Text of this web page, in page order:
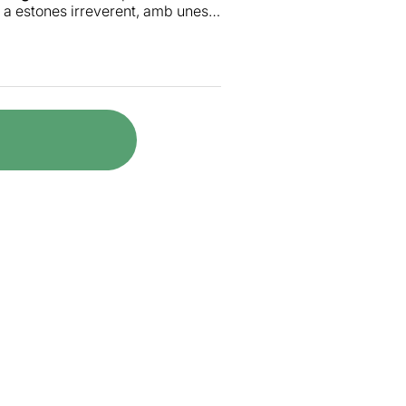
estones irreverent, amb unes
trobava als contes.